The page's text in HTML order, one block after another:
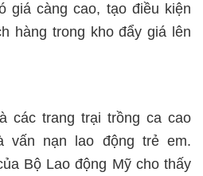
giá càng cao, tạo điều kiện
hàng trong kho đẩy giá lên
các trang trại trồng ca cao
vấn nạn lao động trẻ em.
Bộ Lao động Mỹ cho thấy